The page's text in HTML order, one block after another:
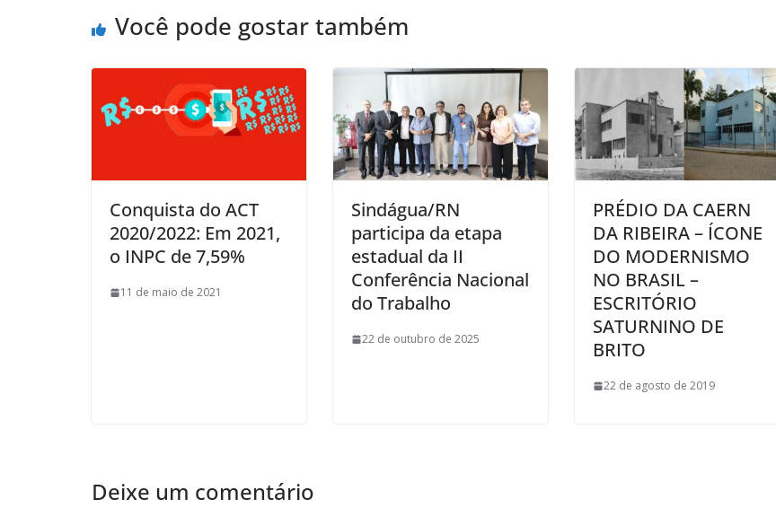
Você pode gostar também
Conquista do ACT
2020/2022: Em 2021,
o INPC de 7,59%
11 de maio de 2021
Sindágua/RN
participa da etapa
estadual da II
Conferência Nacional
do Trabalho
22 de outubro de 2025
PRÉDIO DA CAERN
DA RIBEIRA – ÍCONE
DO MODERNISMO
NO BRASIL –
ESCRITÓRIO
SATURNINO DE
BRITO
22 de agosto de 2019
Deixe um comentário